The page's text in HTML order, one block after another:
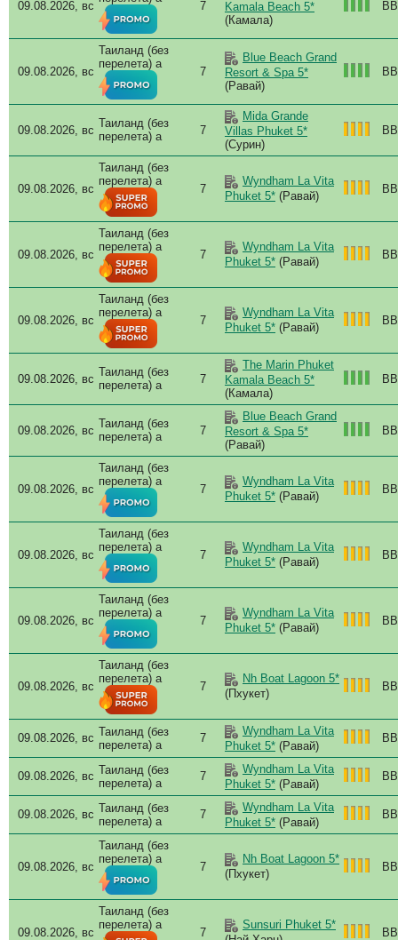
09.08.2026, вс 7
Kamala Beach 5*
(Камала)
BB
09.08.2026, вс
Таиланд (без
перелета) a
7
Blue Beach Grand
Resort & Spa 5*
(Равай)
BB
09.08.2026, вс
Таиланд (без
перелета) a
7
Mida Grande
Villas Phuket 5*
(Сурин)
BB
09.08.2026, вс
Таиланд (без
перелета) a
7
Wyndham La Vita
Phuket 5* (Равай)
BB
09.08.2026, вс
Таиланд (без
перелета) a
7
Wyndham La Vita
Phuket 5* (Равай)
BB
09.08.2026, вс
Таиланд (без
перелета) a
7
Wyndham La Vita
Phuket 5* (Равай)
BB
09.08.2026, вс
Таиланд (без
перелета) a
7
The Marin Phuket
Kamala Beach 5*
(Камала)
BB
09.08.2026, вс
Таиланд (без
перелета) a
7
Blue Beach Grand
Resort & Spa 5*
(Равай)
BB
09.08.2026, вс
Таиланд (без
перелета) a
7
Wyndham La Vita
Phuket 5* (Равай)
BB
09.08.2026, вс
Таиланд (без
перелета) a
7
Wyndham La Vita
Phuket 5* (Равай)
BB
09.08.2026, вс
Таиланд (без
перелета) a
7
Wyndham La Vita
Phuket 5* (Равай)
BB
09.08.2026, вс
Таиланд (без
перелета) a
7
Nh Boat Lagoon 5*
(Пхукет)
BB
09.08.2026, вс Таиланд (без
перелета) a
7
Wyndham La Vita
Phuket 5* (Равай)
BB
09.08.2026, вс Таиланд (без
перелета) a
7
Wyndham La Vita
Phuket 5* (Равай)
BB
09.08.2026, вс Таиланд (без
перелета) a
7
Wyndham La Vita
Phuket 5* (Равай)
BB
09.08.2026, вс
Таиланд (без
перелета) a
7
Nh Boat Lagoon 5*
(Пхукет)
BB
09.08.2026, вс
Таиланд (без
перелета) a
7
Sunsuri Phuket 5*
BB